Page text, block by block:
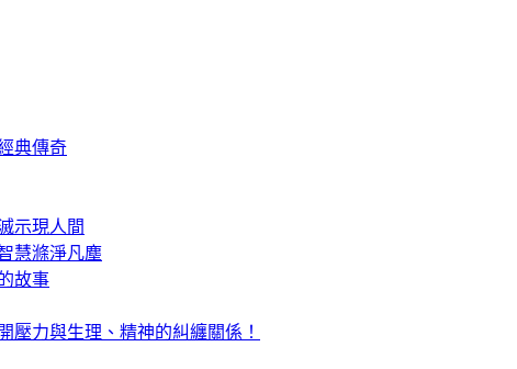
典傳奇
示現人間
慧滌淨凡塵
故事
壓力與生理、精神的糾纏關係！